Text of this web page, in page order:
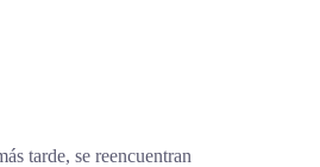
tarde, se reencuentran